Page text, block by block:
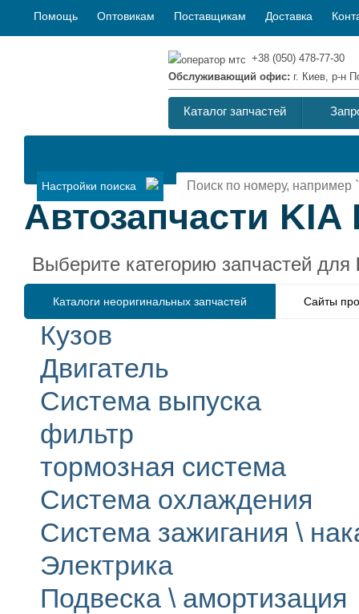
Помощь Оптовикам Поставщикам Доставка
+38 (050) 478-77-30
Обслуживающий офис: г. Киев, р-н
Каталог запчастей
Настройки поиска
Автозапчасти KIA
Выберите категорию запчастей для
Каталоги неоригинальных запчастей Сайты
Кузов
Двигатель
Система выпуска
фильтр
тормозная система
Система охлаждения
Система зажигания \
Электрика
Подвеска \ амортизация